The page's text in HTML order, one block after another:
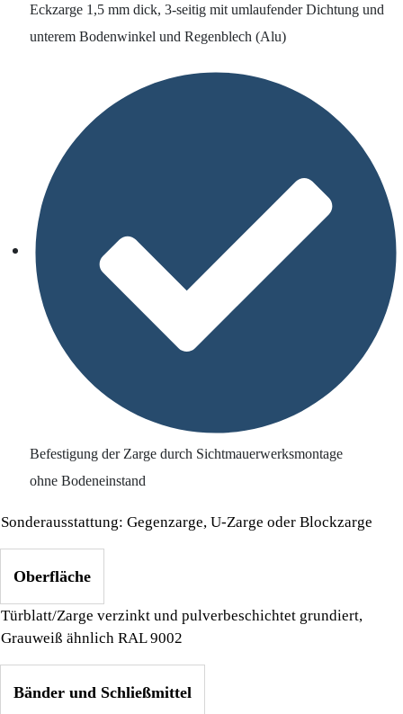
Eckzarge 1,5 mm dick, 3-seitig mit umlaufender Dichtung und
unterem Bodenwinkel und Regenblech (Alu)
Befestigung der Zarge durch Sichtmauerwerksmontage
ohne Bodeneinstand
Sonderausstattung: Gegenzarge, U-Zarge oder Blockzarge
Oberfläche
Türblatt/Zarge verzinkt und pulverbeschichtet grundiert,
Grauweiß ähnlich RAL 9002
Bänder und Schließmittel